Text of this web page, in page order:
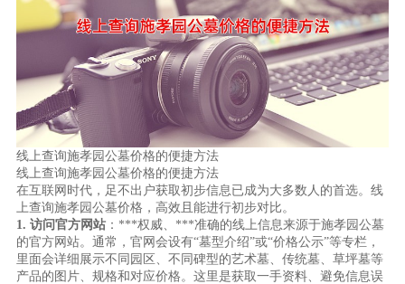
线上查询施孝园公墓价格的便捷方法
线上查询施孝园公墓价格的便捷方法
在互联网时代，足不出户获取初步信息已成为大多数人的首选。线
上查询施孝园公墓价格，高效且能进行初步对比。
1. 访问官方网站：***权威、***准确的线上信息来源于施孝园公墓
的官方网站。通常，官网会设有“墓型介绍”或“价格公示”等专栏，
里面会详细展示不同园区、不同碑型的艺术墓、传统墓、草坪墓等
产品的图片、规格和对应价格。这里是获取一手资料、避免信息误